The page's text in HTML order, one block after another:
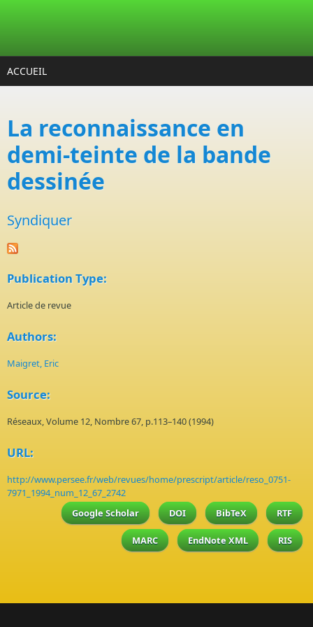
ACCUEIL
La reconnaissance en
demi-teinte de la bande
dessinée
Syndiquer
Publication Type:
Article de revue
Authors:
Maigret, Eric
Source:
Réseaux, Volume 12, Nombre 67, p.113–140 (1994)
URL:
http://www.persee.fr/web/revues/home/prescript/article/reso_0751-
7971_1994_num_12_67_2742
Google Scholar
DOI BibTeX RTF
MARC EndNote XML RIS